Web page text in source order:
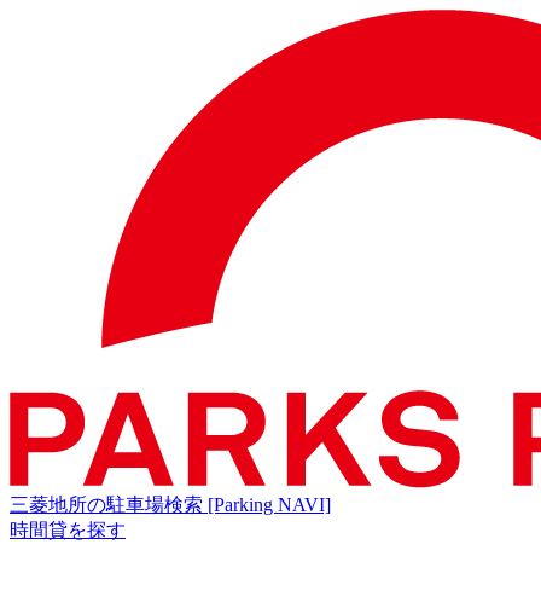
三菱地所の駐車場検索 [Parking NAVI]
時間貸を探す